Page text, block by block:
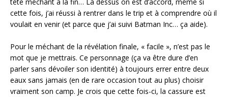
tête méchant à la fin… Là dessus on est d’accord, même si
cette fois, j’ai réussi à rentrer dans le trip et à comprendre où il
voulait en venir (et parce que j’ai suivi Batman Inc… ça aide).
Pour le méchant de la révélation finale, « facile », n’est pas le
mot que je mettrais. Ce personnage (ça va être dure d’en
parler sans dévoiler son identité) à toujours errer entre deux
eaux sans jamais (en de rare occasion tout au plus) choisir
vraiment son camp. Je crois que cette fois-ci, la cassure est